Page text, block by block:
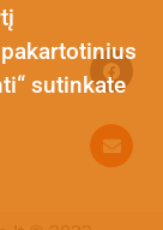
sutinkate